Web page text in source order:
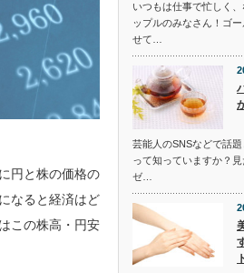
円と株の価格の
なると経済はど
この株高・円安
いつもは仕事で忙しく
ップルのみなさん！ゴ
せて…
芸能人のSNSなどで話
って知っていますか？
ゼ…